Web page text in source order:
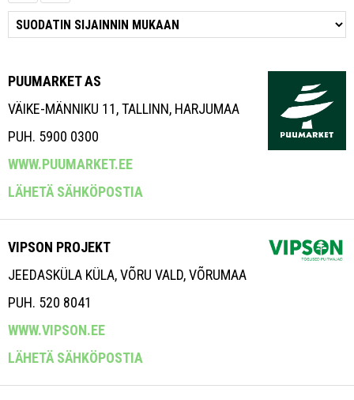
PUUMARKET AS
VÄIKE-MÄNNIKU 11, TALLINN, HARJUMAA
PUH. 5900 0300
WWW.PUUMARKET.EE
LÄHETÄ SÄHKÖPOSTIA
VIPSON PROJEKT
JEEDASKÜLA KÜLA, VÕRU VALD, VÕRUMAA
PUH. 520 8041
WWW.VIPSON.EE
LÄHETÄ SÄHKÖPOSTIA